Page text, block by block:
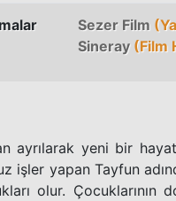
Sezer Film
Sineray (Film
ayrılarak yeni bir
işler yapan Tayfun
olur. Çocuklarının